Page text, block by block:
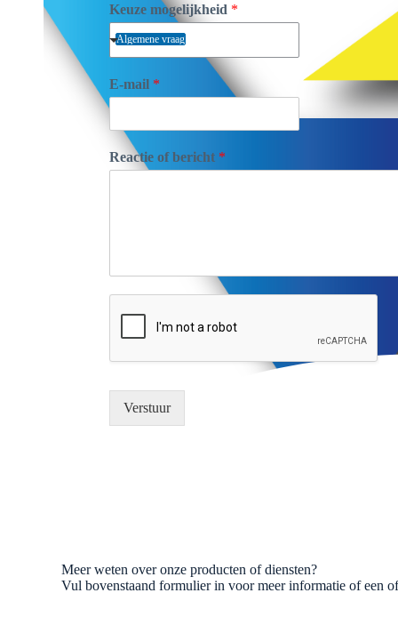
Keuze mogelijkheid *
Algemene vraag
E-mail *
Reactie of bericht *
Verstuur
Meer weten over onze producten of diensten?
Vul bovenstaand formulier in voor meer informatie of een